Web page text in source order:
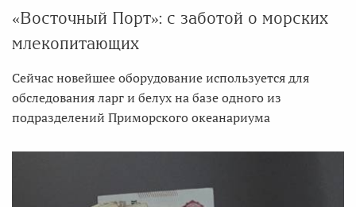
«Восточный Порт»: с заботой о морских
млекопитающих
Сейчас новейшее оборудование используется для
обследования ларг и белух на базе одного из
подразделений Приморского океанариума